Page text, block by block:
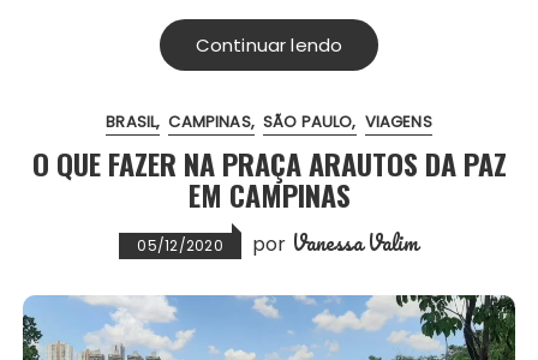
Continuar lendo
BRASIL CAMPINAS SÃO PAULO VIAGENS
O QUE FAZER NA PRAÇA ARAUTOS DA PAZ
EM CAMPINAS
05/12/2020 por Vanessa Valim